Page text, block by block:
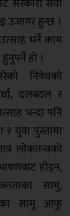
सरकारी सेवा
उजागर हुन्छ ।
भर्ने काम
हो ।
निषेधको
दलबदल र
भन्दा पनि
युवा पुस्तामा
लोकतन्त्रको
होइन,
सामु,
सामु आफु